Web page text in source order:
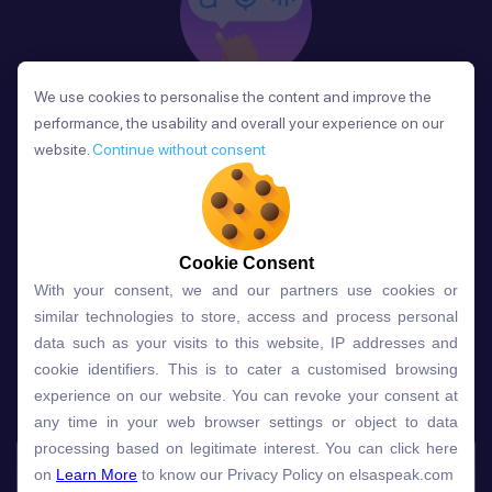
Phản Hồi
Sau mỗi bài học, người học nhận phản hồi về phát
âm và ngữ pháp ngay lập tức, giúp cải thiện kỹ năng
và tiến bộ nhanh chóng.
Lựa chọn gói học ELSA dành
cho bạn
Gói học Free Premium
Speech Analyzer
We use cookies to personalise the content and improve the
performance, the usability and overall your experience on our
website. Continue without consent
Cookie Consent
With your consent, we and our partners use cookies or
similar technologies to store, access and process personal
data such as your visits to this website, IP addresses and
cookie identifiers. This is to cater a customised browsing
experience on our website. You can revoke your consent at
any time in your web browser settings or object to data
processing based on legitimate interest. You can click here
on Learn More to know our Privacy Policy on elsaspeak.com
We use cookies to personalise the content and improve the
performance, the usability and overall your experience on our
website. Continue without consent
Cookie Consent
With your consent, we and our partners use cookies or
similar technologies to store, access and process personal
data such as your visits to this website, IP addresses and
cookie identifiers. This is to cater a customised browsing
experience on our website. You can revoke your consent at
any time in your web browser settings or object to data
processing based on legitimate interest. You can click here
on Learn More to know our Privacy Policy on elsaspeak.com